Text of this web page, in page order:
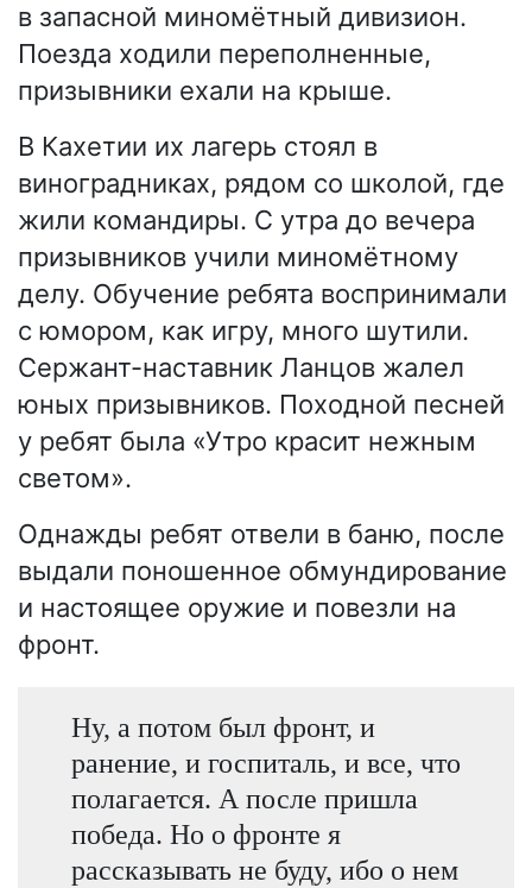
в запасной миномётный дивизион.
Поезда ходили переполненные,
призывники ехали на крыше.
В Кахетии их лагерь стоял в
виноградниках, рядом со школой, где
жили командиры. С утра до вечера
призывников учили миномётному
делу. Обучение ребята воспринимали
с юмором, как игру, много шутили.
Сержант-наставник Ланцов жалел
юных призывников. Походной песней
у ребят была «Утро красит нежным
светом».
Однажды ребят отвели в баню, после
выдали поношенное обмундирование
и настоящее оружие и повезли на
фронт.
Ну, а потом был фронт, и
ранение, и госпиталь, и все, что
полагается. А после пришла
победа. Но о фронте я
рассказывать не буду, ибо о нем